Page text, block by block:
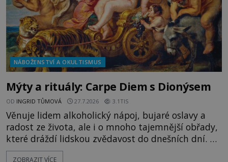
NÁBOŽENSTVÍ A OKULTISMUS
Mýty a rituály: Carpe Diem s Dionýsem
OD INGRID TŮMOVÁ 27.7.2026 3.1TIS
Věnuje lidem alkoholický nápoj, bujaré oslavy a
radost ze života, ale i o mnoho tajemnější obřady,
které dráždí lidskou zvědavost do dnešních dní. Co
doopravdy představuje bůh, jemuž Římané říkají
ZOBRAZIT VÍCE